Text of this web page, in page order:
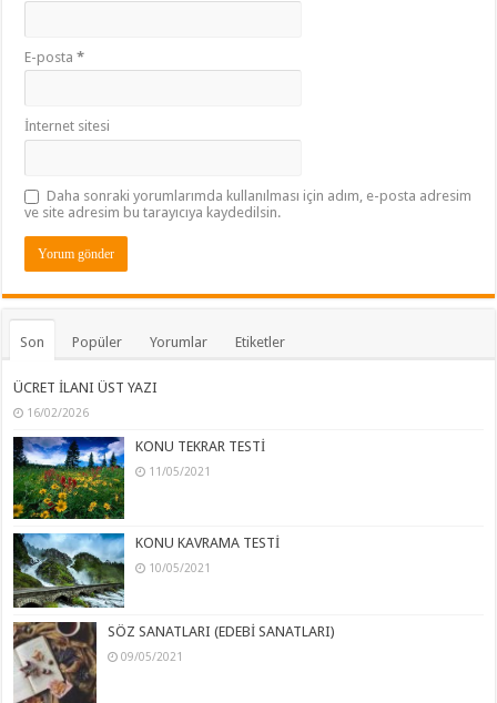
E-posta*
İnternet sitesi
Daha sonraki yorumlarımda kullanılması için adım, e-posta adresim
ve site adresim bu tarayıcıya kaydedilsin.
Son Popüler Yorumlar Etiketler
ÜCRET İLANI ÜST YAZI
16/02/2026
KONU TEKRAR TESTİ
11/05/2021
KONU KAVRAMA TESTİ
10/05/2021
SÖZ SANATLARI (EDEBİ SANATLARI)
09/05/2021